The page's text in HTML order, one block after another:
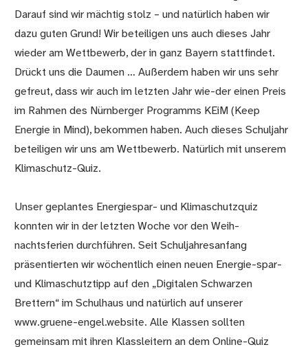
Darauf sind wir mächtig stolz – und natürlich haben wir
dazu guten Grund! Wir beteiligen uns auch dieses Jahr
wieder am Wettbewerb, der in ganz Bayern stattfindet.
Drückt uns die Daumen … Außerdem haben wir uns sehr
gefreut, dass wir auch im letzten Jahr wie-der einen Preis
im Rahmen des Nürnberger Programms KEiM (Keep
Energie in Mind), bekommen haben. Auch dieses Schuljahr
beteiligen wir uns am Wettbewerb. Natürlich mit unserem
Klimaschutz-Quiz.
Unser geplantes Energiespar- und Klimaschutzquiz
konnten wir in der letzten Woche vor den Weih-
nachtsferien durchführen. Seit Schuljahresanfang
präsentierten wir wöchentlich einen neuen Energie-spar-
und Klimaschutztipp auf den „Digitalen Schwarzen
Brettern“ im Schulhaus und natürlich auf unserer
www.gruene-engel.website. Alle Klassen sollten
gemeinsam mit ihren Klassleitern an dem Online-Quiz